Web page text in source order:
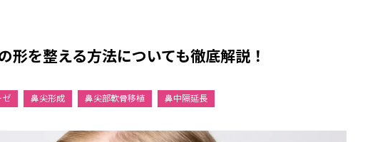
形を整える方法についても徹底解説！
ゼ 鼻尖形成 鼻尖部軟骨移植 鼻中隔延長